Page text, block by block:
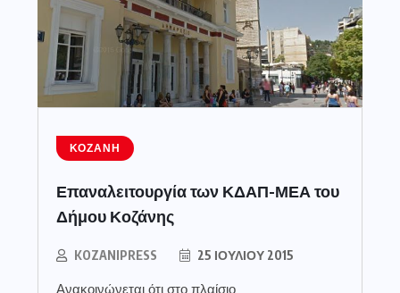
ΚΟΖΆΝΗ
Επαναλειτουργία των ΚΔΑΠ-ΜΕΑ του
Δήμου Κοζάνης
KOZANIPRESS 25 ΙΟΥΛΊΟΥ 2015